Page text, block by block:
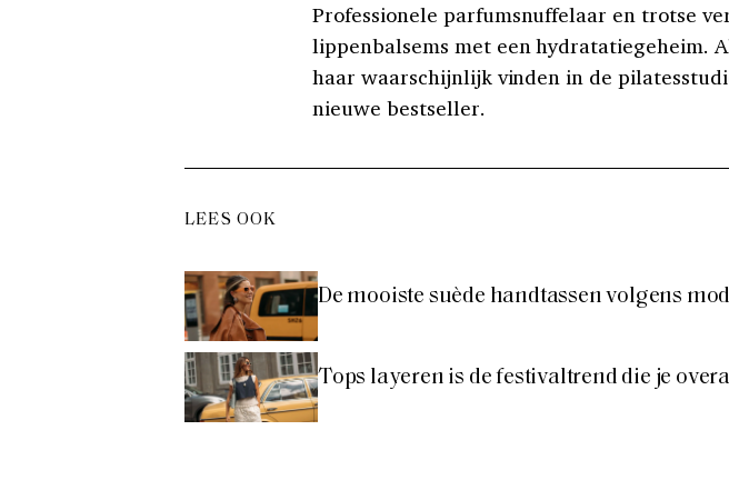
Professionele parfumsnuffelaar en trotse
lippenbalsems met een hydratatiegeheim.
haar waarschijnlijk vinden in de
nieuwe bestseller.
LEES OOK
De mooiste suède handtassen volgens
Tops layeren is de festivaltrend die je